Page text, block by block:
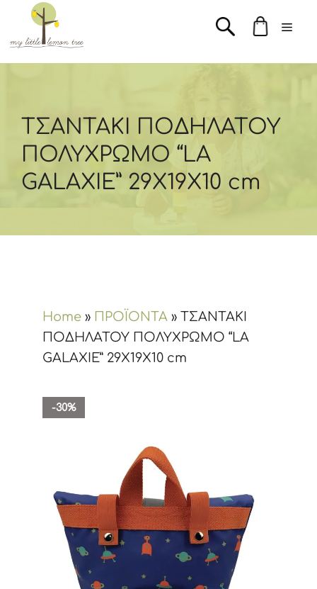
Μετάβαση
περιεχόμενο
ΤΣΑΝΤΑΚΙ ΠΟΔΗΛΑΤΟΥ
ΠΟΛΥΧΡΩΜΟ “LA
GALAXIE” 29X19X10 cm
Home » ΠΡΟΪΟΝΤΑ » ΤΣΑΝΤΑΚΙ
ΠΟΔΗΛΑΤΟΥ ΠΟΛΥΧΡΩΜΟ “LA
GALAXIE” 29X19X10 cm
-30%